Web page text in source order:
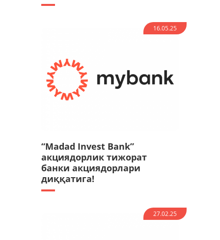
16.05.25
“Madad Invest Bank”
акциядорлик тижорат
банки акциядорлари
диққатига!
27.02.25